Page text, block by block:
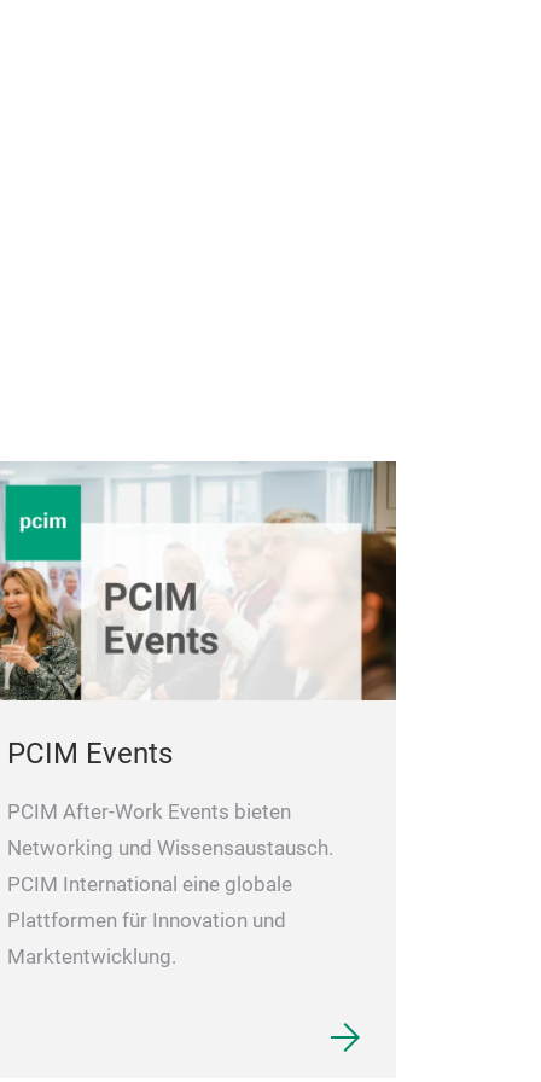
PCIM Events
PCIM After-Work Events bieten
Networking und Wissensaustausch.
PCIM International eine globale
Plattformen für Innovation und
Marktentwicklung.